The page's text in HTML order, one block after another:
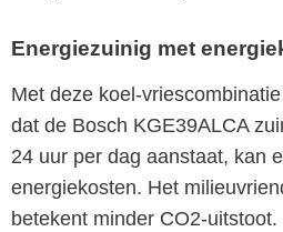
Energiezuinig met
Met deze koel-
dat de Bosch KGE39ALCA
24 uur per dag aanstaat, kan
energiekosten. Het
betekent minder CO2-